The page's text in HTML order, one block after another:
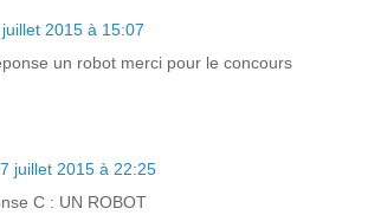
2015 à 15:07
un robot merci pour le concours
juillet 2015 à 22:25
C : UN ROBOT